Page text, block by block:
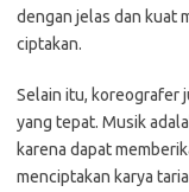
dengan jelas dan kuat
ciptakan.
Selain itu, koreografer
yang tepat. Musik
karena dapat
menciptakan karya